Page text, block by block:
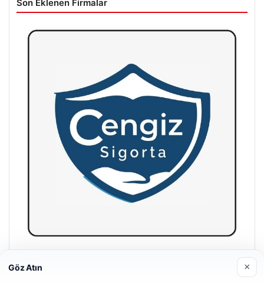
Son Eklenen Firmalar
Hastaş Beton
Göz Atın ×